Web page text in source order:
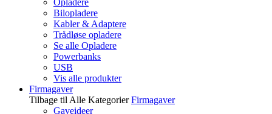
Opladere
Bilopladere
Kabler & Adaptere
Trådløse opladere
Se alle Opladere
Powerbanks
USB
Vis alle produkter
Firmagaver
Tilbage til Alle Kategorier Firmagaver
Gaveideer